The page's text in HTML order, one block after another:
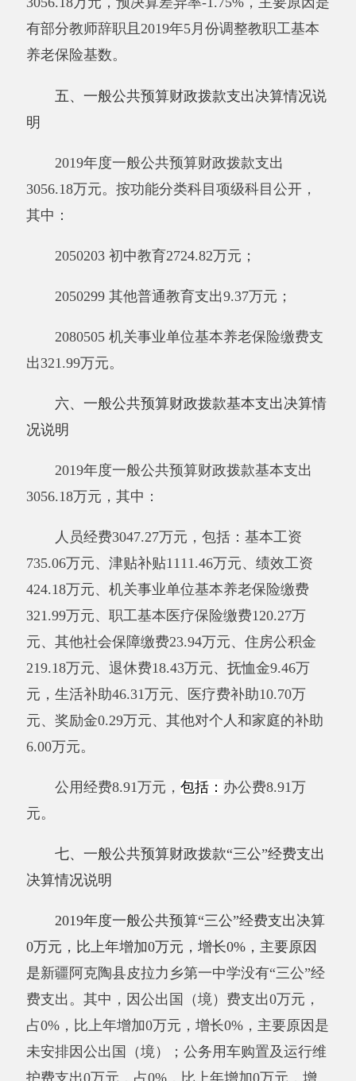
2019年度一般公共预算财政拨款基本支出
3056.18万元，其中：
735.06万元、津贴补贴1111.46万元、绩效工资
424.18万元、机关事业单位基本养老保险缴费
元、其他社会保障缴费23.94万元、住房公积金
219.18万元、退休费18.43万元、抚恤金9.46万
元，生活补助46.31万元、医疗费补助10.70万
6.00万元。
公用经费8.91万元，包括：办公费8.91万
七、一般公共预算财政拨款“三公”经费支出
决算情况说明
2019年度一般公共预算“三公”经费支出决算
0万元，比上年增加0万元，增长0%，主要原因
费支出。其中，因公出国（境）费支出0万元，
占0%，比上年增加0万元，增长0%，主要原因是
护费支出0万元，占0%，比上年增加0万元，增
长0%，主要原因是新疆阿克陶县皮拉力乡第一
中学无公务车；公务接待费支出0万元，占0%，
比上年增加0万元，增长0%，主要原因是新疆阿
克陶县皮拉力乡第一中学未安排公务接待。具体
情况如下：
因公出国（境）费支出0万元，开支内容包
括：无。单位全年安排的因公出国（境）团组0
个，因公出国（境）0人次。
公务用车购置及运行维护费0万元，其中，
公务用车购置费0万元，公务用车运行维护费0万
务用车购置数0辆，公务用车保有量0辆。
公务接待费0万元，开支内容包括：无。单
与年初预算数相比情况：一般公共预算“三
公”经费支出年初预算数0万元，决算数0万元，
预决算差异率0%，主要原因是：新疆阿克陶县
算差异率0%，主要原因是：
新疆阿克陶县皮拉